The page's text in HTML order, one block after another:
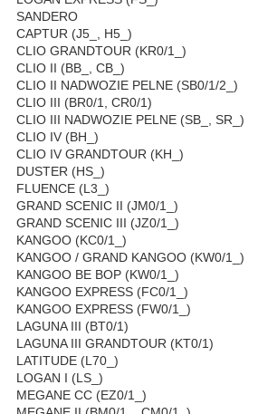
SANDERO
CAPTUR (J5_, H5_)
CLIO GRANDTOUR (KR0/1_)
CLIO II (BB_, CB_)
CLIO II NADWOZIE PELNE (SB0/1/2_)
CLIO III (BR0/1, CR0/1)
CLIO III NADWOZIE PELNE (SB_, SR_)
CLIO IV (BH_)
CLIO IV GRANDTOUR (KH_)
DUSTER (HS_)
FLUENCE (L3_)
GRAND SCENIC II (JM0/1_)
GRAND SCENIC III (JZ0/1_)
KANGOO (KC0/1_)
KANGOO / GRAND KANGOO (KW0/1_)
KANGOO BE BOP (KW0/1_)
KANGOO EXPRESS (FC0/1_)
KANGOO EXPRESS (FW0/1_)
LAGUNA III (BT0/1)
LAGUNA III GRANDTOUR (KT0/1)
LATITUDE (L70_)
LOGAN I (LS_)
MEGANE CC (EZ0/1_)